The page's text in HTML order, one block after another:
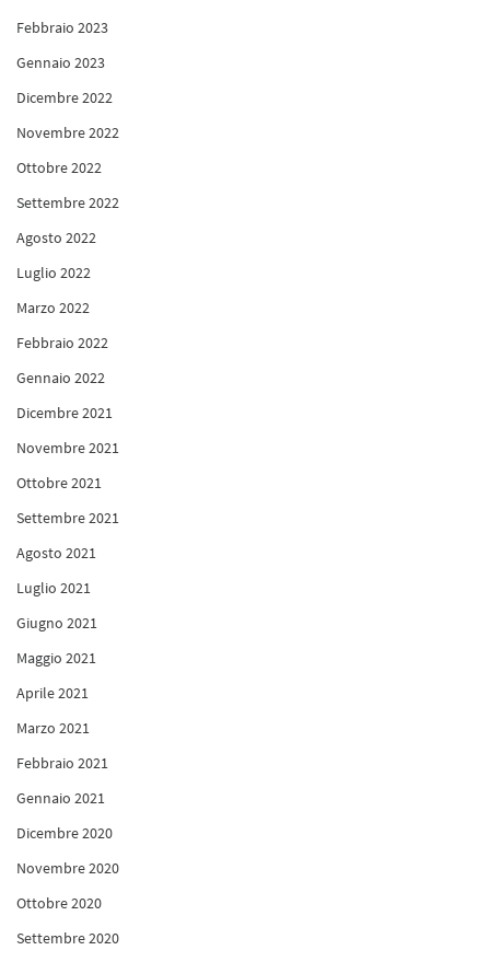
Febbraio 2023
Gennaio 2023
Dicembre 2022
Novembre 2022
Ottobre 2022
Settembre 2022
Agosto 2022
Luglio 2022
Marzo 2022
Febbraio 2022
Gennaio 2022
Dicembre 2021
Novembre 2021
Ottobre 2021
Settembre 2021
Agosto 2021
Luglio 2021
Giugno 2021
Maggio 2021
Aprile 2021
Marzo 2021
Febbraio 2021
Gennaio 2021
Dicembre 2020
Novembre 2020
Ottobre 2020
Settembre 2020